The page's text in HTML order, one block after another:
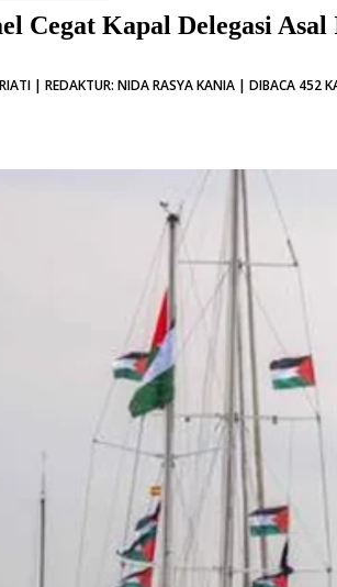
Cegat Kapal Delegasi
| REDAKTUR: NIDA RASYA KANIA | DIBACA 452